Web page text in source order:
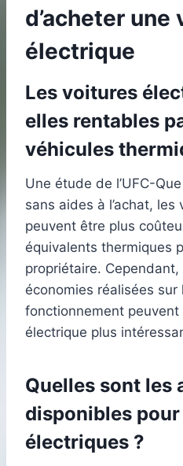
d’acheter une
électrique
Les voitures
elles rentables
véhicules
Une étude de l’UFC-
sans aides à l’achat,
peuvent être plus
équivalents thermiques
propriétaire.
économies réalisées sur
fonctionnement
électrique plus
Quelles sont les
disponibles
électriques ?